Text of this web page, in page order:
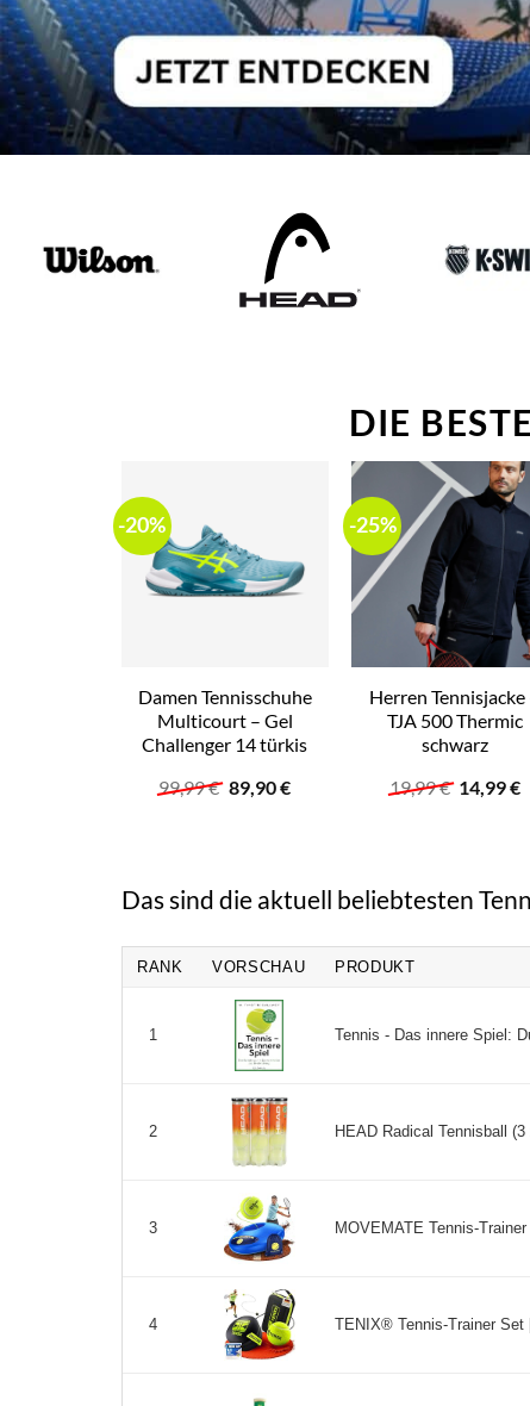
DIE
-20%
Damen Tennisschuhe
Multicourt – Gel
Challenger 14 türkis
99,99€ Ursprünglicher
Preis
89,90€Aktueller
-25%
Herren Tennisjacke
TJA 500 Thermic
schwarz
19,99€
Preis
14,99€
Das sind die aktuell beliebtesten
RANK VORSCHAU PRODUKT
1 Tennis - Das innere Spiel:
2 HEAD Radical Tennisball
3 MOVEMATE Tennis-
4 TENIX® Tennis-Trainer Set